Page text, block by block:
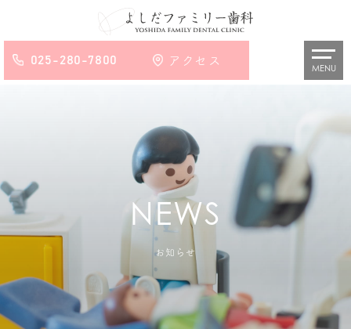
025-280-7800 アクセス
MENU
お知らせ